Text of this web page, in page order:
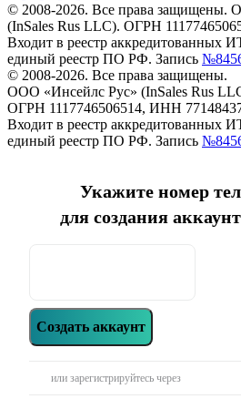
© 2008-2026. Все права защищены.
(InSales Rus LLC). ОГРН
Входит в реестр аккредитованных
единый реестр ПО РФ. Запись
© 2008-2026. Все права защищены.
ООО «Инсейлс Рус» (InSales Rus
ОГРН 1117746506514, ИНН
Входит в реестр аккредитованных
единый реестр ПО РФ. Запись
Укажите номер
для создания
Создать аккаунт
или зарегистрируйтесь через